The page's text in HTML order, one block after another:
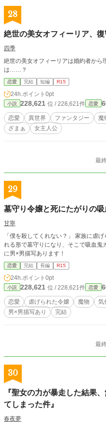
28
絶世の美女オフィーリア、復
四季
絶世の美女オフィーリアは婚約者から理不尽に拒ま
は……？
恋愛 完結 短編 R15
24h.ポイント 0pt
小説 228,621 位 / 228,621件 恋愛
恋愛 異世界 ファンタジー 魔
ざまぁ
女主人公
最
29
墓守り令嬢と死にたがりの
甘寧
「僕を殺してくれない？」 家族に虐げられていたアリアネがある日、追い出さ
れる形で墓守りになり、そこで吸血鬼ガゼ
に男×男描写あります！
恋愛 完結 長編 R15
24h.ポイント 0pt
小説 228,621 位 / 228,621件 恋愛
恋愛 虐げられた令嬢 魔物 気
男×男描写あり
完結
最
30
『聖女の力が暴走した結果
てしまった件』
春夜夢